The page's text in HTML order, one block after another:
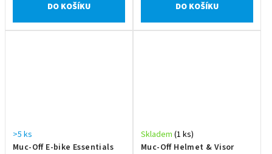
DO KOŠÍKU DO KOŠÍKU
Muc-Off E-bike Essentials
>5 ks
Muc-Off Helmet & Visor
Skladem (1 ks)